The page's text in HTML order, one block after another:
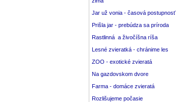
Jar už vonia - časová postupnosť
Prišla jar - prebúdza sa príroda
Rastlinná a živočíšna ríša
Lesné zvieratká - chránime les
ZOO - exotické zvieratá
Na gazdovskom dvore
Farma - domáce zvieratá
Rozlišujeme počasie